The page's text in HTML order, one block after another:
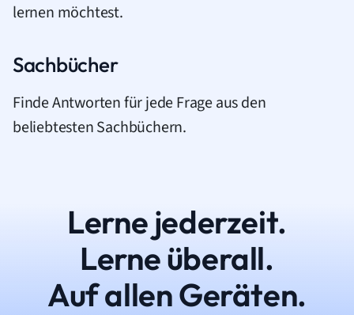
lernen möchtest.
Sachbücher
Finde Antworten für jede Frage aus den
beliebtesten Sachbüchern.
Lerne jederzeit.
Lerne überall.
Auf allen Geräten.